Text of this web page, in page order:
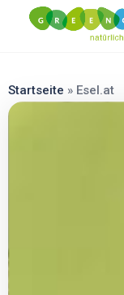
content
Startseite » Esel.at